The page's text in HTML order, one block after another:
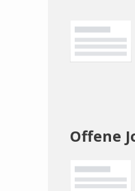
Offene